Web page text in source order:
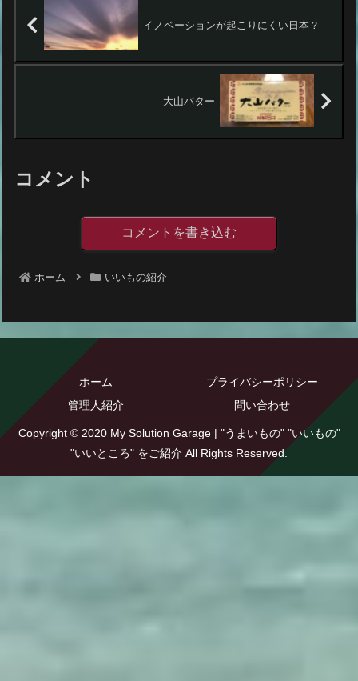
イノベーションが起こりにくい日本？
大山バター
コメント
コメントを書き込む
ホーム いいもの紹介
ホーム
プライバシーポリシー
管理人紹介
問い合わせ
Copyright © 2020 My Solution Garage | "うまいもの" "いいもの"
"いいところ" をご紹介 All Rights Reserved.